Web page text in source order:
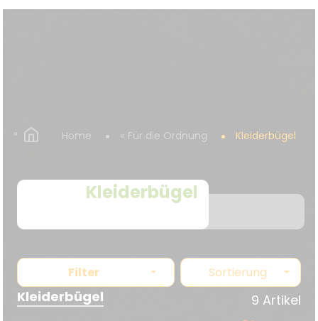
Home Für die Ordnung Kleiderbügel
Kleiderbügel
Filter Sortierung
Kleiderbügel 9 Artikel